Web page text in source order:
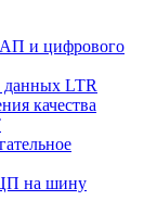
и цифрового
данных LTR
качества
на шину